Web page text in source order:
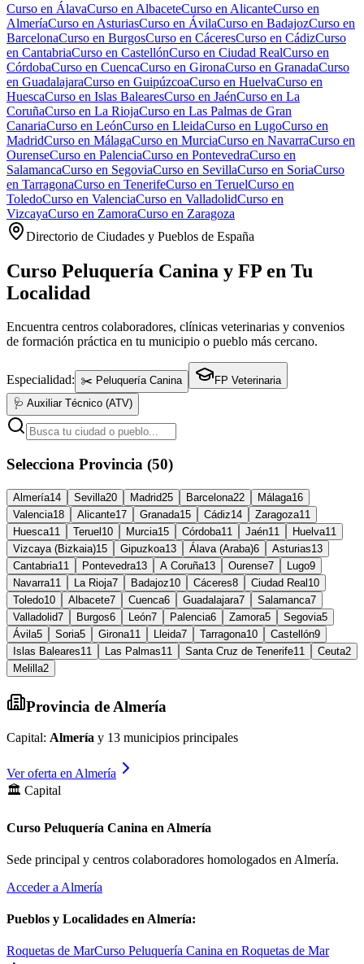
Curso en ÁlavaCurso en AlbaceteCurso en AlicanteCurso en
AlmeríaCurso en AsturiasCurso en ÁvilaCurso en BadajozCurso en
BarcelonaCurso en BurgosCurso en CáceresCurso en CádizCurso
en CantabriaCurso en CastellónCurso en Ciudad RealCurso en
CórdobaCurso en CuencaCurso en GironaCurso en GranadaCurso
en GuadalajaraCurso en GuipúzcoaCurso en HuelvaCurso en
HuescaCurso en Islas BalearesCurso en JaénCurso en La
CoruñaCurso en La RiojaCurso en Las Palmas de Gran
CanariaCurso en LeónCurso en LleidaCurso en LugoCurso en
MadridCurso en MálagaCurso en MurciaCurso en NavarraCurso en
OurenseCurso en PalenciaCurso en PontevedraCurso en
SalamancaCurso en SegoviaCurso en SevillaCurso en SoriaCurso
en TarragonaCurso en TenerifeCurso en TeruelCurso en
ToledoCurso en ValenciaCurso en ValladolidCurso en
VizcayaCurso en ZamoraCurso en Zaragoza
Directorio de Ciudades y Pueblos de España
Curso Peluquería Canina y FP en Tu
Localidad
Encuentra centros colaboradores, clínicas veterinarias y convenios
de formación práctica en tu municipio o pueblo más cercano.
Especialidad: ✂️ Peluquería Canina
FP Veterinaria
🩺 Auxiliar Técnico (ATV)
Selecciona Provincia (50)
Almería14 Sevilla20 Madrid25 Barcelona22 Málaga16
Valencia18 Alicante17 Granada15 Cádiz14 Zaragoza11
Huesca11 Teruel 10 Murcia15 Córdoba11 Jaén11 Huelva11
Vizcaya (Bizkaia)15 Gipuzkoa13 Álava (Araba)6 Asturias13
Cantabria11 Pontevedra13 A Coruña13 Ourense7 Lugo9
Navarra11 La Rioja7 Badajoz10 Cáceres8 Ciudad Real 10
Toledo10 Albacete7 Cuenca6 Guadalajara7 Salamanca7
Valladolid7 Burgos6 León7 Palencia6 Zamora5 Segovia5
Ávila5 Soria5 Girona11 Lleida7 Tarragona10 Castellón9
Islas Baleares11 Las Palmas11 Santa Cruz de Tenerife11 Ceuta2
Melilla2
Provincia de Almería
Capital: Almería y 13 municipios principales
Ver oferta en Almería
🏛️ Capital
Curso Peluquería Canina en Almería
Sede principal y centros colaboradores homologados en Almería.
Acceder a Almería
Pueblos y Localidades en Almería:
Roquetas de MarCurso Peluquería Canina en Roquetas de Mar